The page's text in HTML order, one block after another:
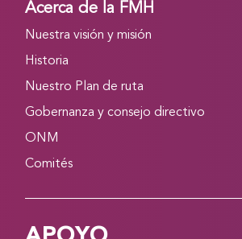
Acerca de la FMH
Nuestra visión y misión
Historia
Nuestro Plan de ruta
Gobernanza y consejo directivo
ONM
Comités